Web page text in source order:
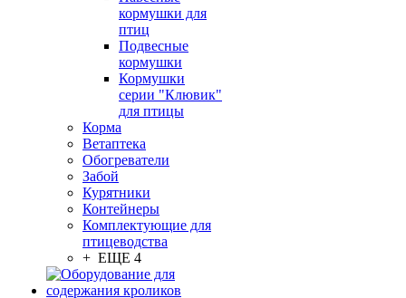
кормушки для
птиц
Подвесные
кормушки
Кормушки
серии "Клювик"
для птицы
Корма
Ветаптека
Обогреватели
Забой
Курятники
Контейнеры
Комплектующие для
птицеводства
+ ЕЩЕ 4